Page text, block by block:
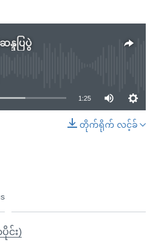
ဒပြပွဲ
currently available
1:25
တိုက်ရိုက် လင့်ခ်
င်း)